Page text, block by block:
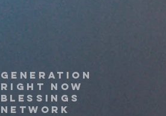
Generation
Right Now
Blessings
Network